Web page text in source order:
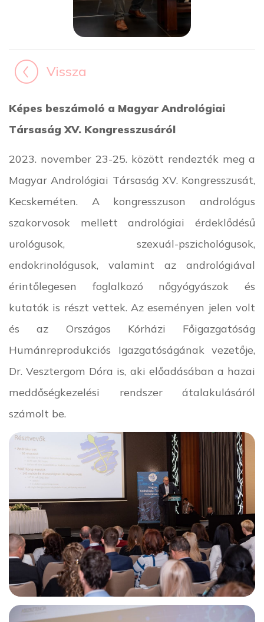
Vissza
Képes beszámoló a Magyar Andrológiai
Társaság XV. Kongresszusáról
2023. november 23-25. között rendezték meg a
Magyar Andrológiai Társaság XV. Kongresszusát,
Kecskeméten. A kongresszuson andrológus
szakorvosok mellett andrológiai érdeklődésű
urológusok, szexuál-pszichológusok,
endokrinológusok, valamint az andrológiával
érintőlegesen foglalkozó nőgyógyászok és
kutatók is részt vettek. Az eseményen jelen volt
és az Országos Kórházi Főigazgatóság
Humánreprodukciós Igazgatóságának vezetője,
Dr. Vesztergom Dóra is, aki előadásában a hazai
meddőségkezelési rendszer átalakulásáról
számolt be.